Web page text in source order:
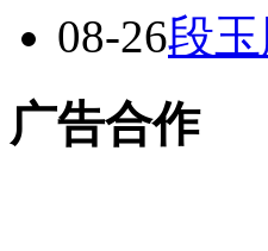
08-26段
广告合作